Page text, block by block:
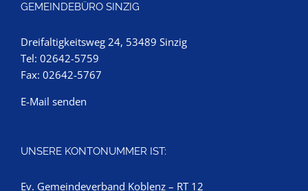
GEMEINDEBÜRO SINZIG
Dreifaltigkeitsweg 24, 53489 Sinzig
Tel: 02642-5759
Fax: 02642-5767
E-Mail senden
UNSERE KONTONUMMER IST:
Ev. Gemeindeverband Koblenz – RT 12